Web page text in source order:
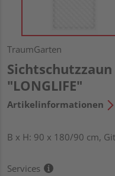
TraumGarten
"LONGLIFE"
Artikelinformationen
B x H: 90 x 180/90 cm,
Services